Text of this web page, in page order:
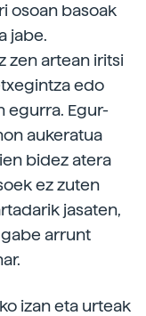
osoan basoak
jabe.
zen artean iritsi
edo
egurra. Egur-
aukeratua
bidez atera
ez zuten
jasaten,
arrunt
izan eta urteak